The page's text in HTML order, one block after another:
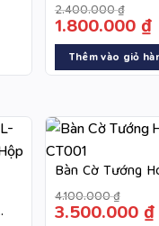
2.400.000₫
1.800.000 ₫
Thêm vào giỏ
Bàn Cờ Tướng
4.100.000₫
3.500.000 ₫